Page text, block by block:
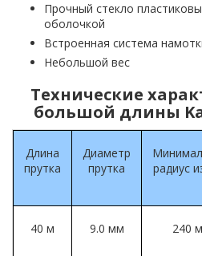
Прочный стекло
оболочкой
Встроенная система
Небольшой вес
Технические
большой длины
Длина
прутка
Диаметр
прутка
радиус
40 м 9.0 мм 240